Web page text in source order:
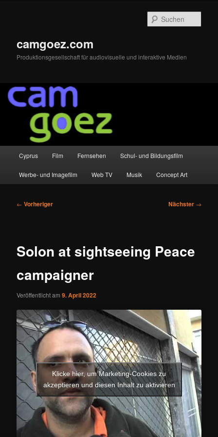
camgoez.com
Produktionsgesellschaft für audiovisuelle und interaktive Medien
Cyprus Film Fernsehen Schul- und Bildungsfilm
Werbe- und Imagefilm Web TV Musik Concept Art
Beitragsnavigation
← Vorheriger Nächster →
Solon at sightseeing Peace
campaigner
Veröffentlicht am9. April 2022
Klicke hier, um Marketing-Cookies zu
akzeptieren und diesen Inhalt zu aktivieren